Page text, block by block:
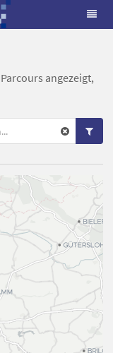
angezeigt,